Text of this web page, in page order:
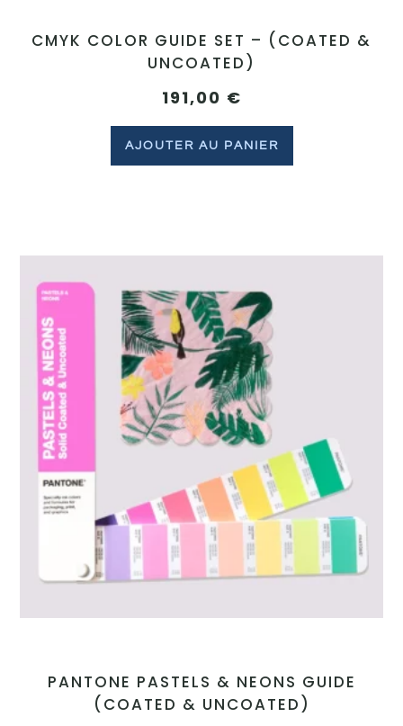
CMYK COLOR GUIDE SET – (COATED &
UNCOATED)
191,00 €
AJOUTER AU PANIER
PANTONE PASTELS & NEONS GUIDE
(COATED & UNCOATED)